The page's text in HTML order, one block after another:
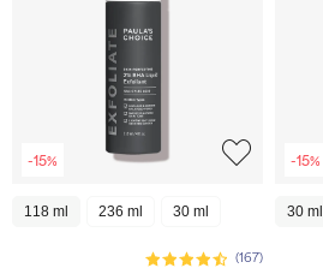
-15%
118 ml 236 ml 30 ml
(167)
-15%
30 ml